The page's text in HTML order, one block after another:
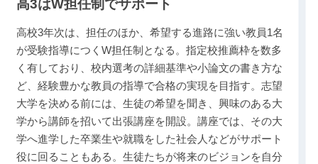
高3はW担任制でサポート
高校3年次は、担任のほか、希望する進路に強い教員1名
が受験指導につくW担任制となる。指定校推薦枠を数多
く有しており、校内選考の詳細基準や小論文の書き方な
ど、経験豊かな教員の指導で合格の実現を目指す。志望
大学を決める前には、生徒の希望を聞き、興味のある大
学から講師を招いて出張講座を開設。講座では、その大
学へ進学した卒業生や就職をした社会人などがサポート
役に回ることもある。生徒たちが将来のビジョンを自分